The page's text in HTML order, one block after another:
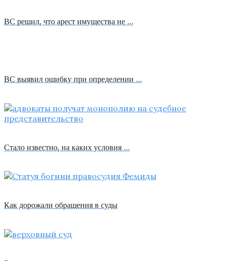
ВС решил, что арест имущества не …
ВС выявил ошибку при определении …
Стало известно, на каких условия …
Как дорожали обращения в суды